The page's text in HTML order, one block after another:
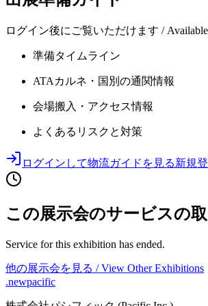
ログイン後にご覧いただけます / Available
準備タイムライン
ATAカルネ・国別の通関情報
会場搬入・アクセス情報
よくあるリスクと対策
ログインして物流ガイドを見る新規
この展示会のサービスの
Service for this exhibition has ended.
他の展示会を見る / View Other Exhibitions
.newpacific